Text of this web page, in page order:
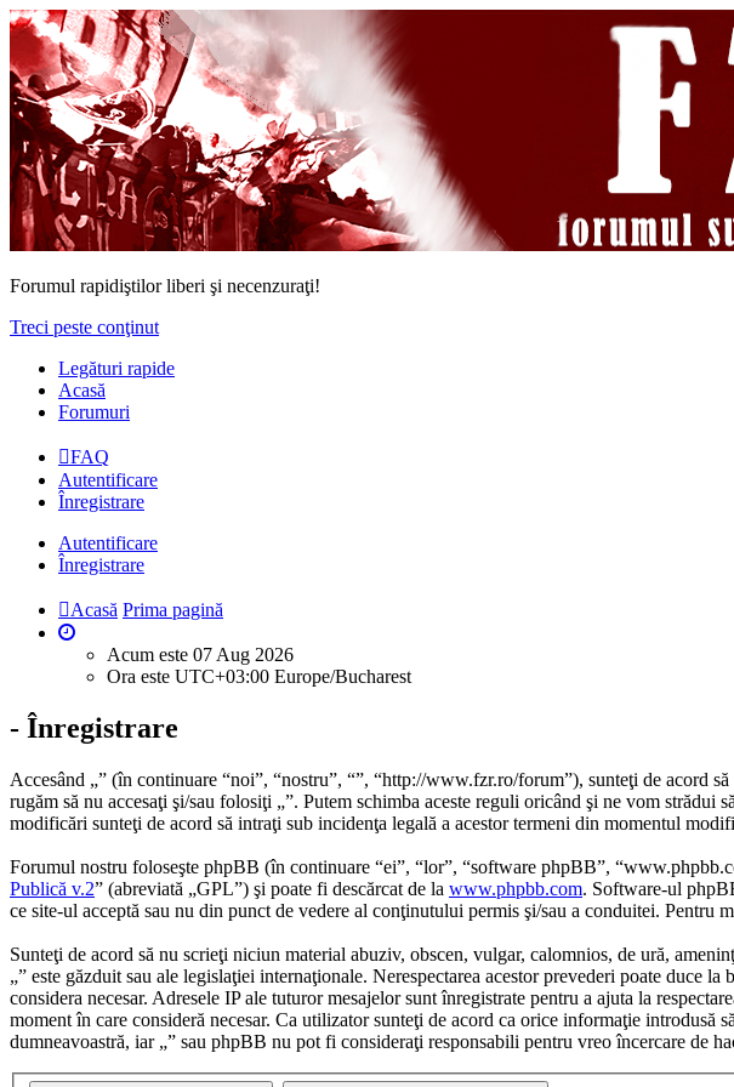
Forumul rapidiştilor liberi şi necenzuraţi!
Treci peste conţinut
Legături rapide
Acasă
Forumuri
FAQ
Autentificare
Înregistrare
Autentificare
Înregistrare
Acasă Prima pagină
Acum este 07 Aug 2026
Ora este UTC+03:00 Europe/Bucharest
- Înregistrare
Accesând „” (în continuare “noi”, “nostru”, “”, “http://www.fzr.ro/forum”), sunteţi de acord
rugăm să nu accesaţi şi/sau folosiţi „”. Putem schimba aceste reguli oricând şi ne vom
modificări sunteţi de acord să intraţi sub incidenţa legală a acestor termeni din momentul
Forumul nostru foloseşte phpBB (în continuare “ei”, “lor”, “software phpBB”,
Publică v.2” (abreviată „GPL”) şi poate fi descărcat de la www.phpbb.com. Software-ul
ce site-ul acceptă sau nu din punct de vedere al conţinutului permis şi/sau a conduitei. Pentru
Sunteţi de acord să nu scrieţi niciun material abuziv, obscen, vulgar, calomnios, de ură,
„” este găzduit sau ale legislaţiei internaţionale. Nerespectarea acestor prevederi poate duce
considera necesar. Adresele IP ale tuturor mesajelor sunt înregistrate pentru a ajuta la
moment în care consideră necesar. Ca utilizator sunteţi de acord ca orice informaţie
dumneavoastră, iar „” sau phpBB nu pot fi consideraţi responsabili pentru vreo încercare de